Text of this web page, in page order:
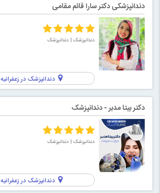
دندانپزشکی دکتر سارا قائم مقامی
دندانپزشک | دندانپزشک
دندانپزشک در زعفرانیه
دکتر بیتا مدبر - دندانپزشک
دندانپزشک | دندانپزشک
دندانپزشک در زعفرانیه